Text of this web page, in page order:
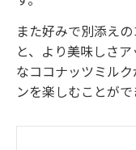
また好みで別添え
と、より美味しさ
なココナッツミル
ンを楽しむことがで